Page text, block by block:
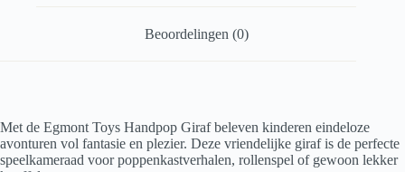
Beoordelingen (0)
Met de Egmont Toys Handpop Giraf beleven kinderen eindeloze
avonturen vol fantasie en plezier. Deze vriendelijke giraf is de perfecte
speelkameraad voor poppenkastverhalen, rollenspel of gewoon lekker